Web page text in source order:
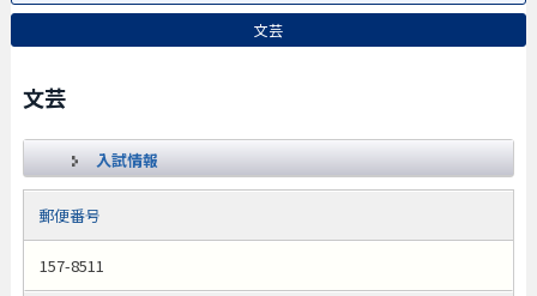
文芸
文芸
入試情報
郵便番号
157-8511